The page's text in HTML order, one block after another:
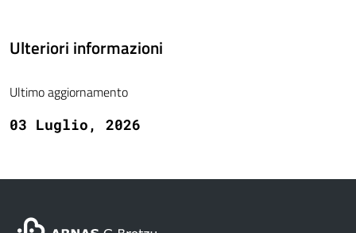
Ulteriori informazioni
Ultimo aggiornamento
03 Luglio, 2026